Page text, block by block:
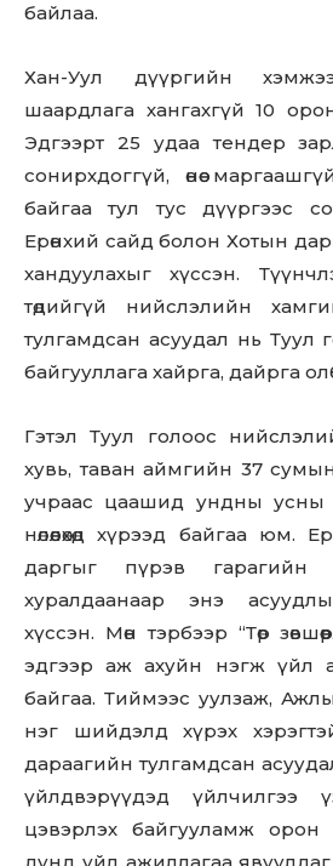
байлаа.
Хан-Уул дүүргийн
шаардлага хангахгүй 10
Эдгээрт 25 удаа тендер
сонирхдоггүй, өнөө
байгаа тул тус дүүргээс
Ерөнхий сайд болон Хотын
хандуулахыг хүссэн.
төдийгүй нийслэлийн
тулгамдсан асуудал нь Туул
байгууллага хайрга, дайрга
Гэтэл Туул голоос
хувь, таван аймгийн 37
учраас цаашид ундны усны
нөлөөлөхөд хүрээд байгаа юм.
даргыг пүрэв гарагийн
хуралдаанаар энэ
хүссэн. Мөн тэрбээр “Төр
эдгээр аж ахуйн нэгж үйл
байгаа. Тиймээс уулзаж,
нэг шийдэлд хүрэх
дараагийн тулгамдсан
үйлдвэрүүдэд үйлчилгээ
цэвэрлэх байгууламж орон